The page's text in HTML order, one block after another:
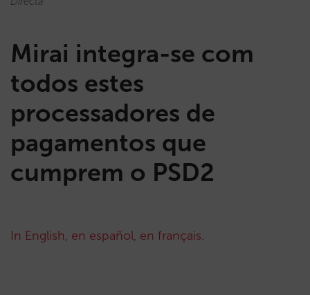
Mirai integra-se com
todos estes
processadores de
pagamentos que
cumprem o PSD2
In English, en español, en français.